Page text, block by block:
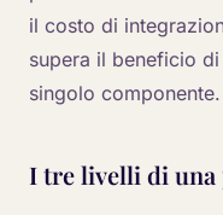
il costo di
supera il beneficio
singolo componente.
I tre livelli di una